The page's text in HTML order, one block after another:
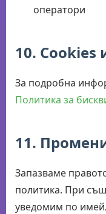
оператори
10. Cookies
За подробна
Политика за
11.
Запазваме
политика. При
уведомим по